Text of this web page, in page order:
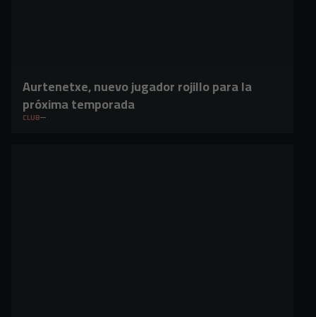
Aurtenetxe, nuevo jugador rojillo para la
próxima temporada
CLUB